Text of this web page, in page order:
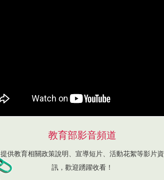
教育部影音頻道
提供教育相關政策說明、宣導短片、活動花絮等影片資
訊，歡迎踴躍收看！